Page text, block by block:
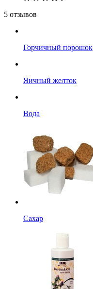
5 отзывов
Горчичный порошок
Яичный желток
Вода
Сахар